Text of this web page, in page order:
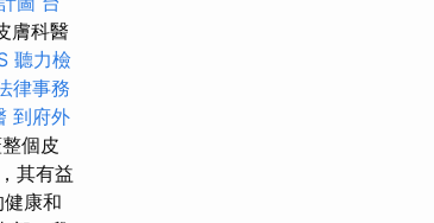
膚科醫
聽力檢
律事務
到府外
個皮
其有益
康和